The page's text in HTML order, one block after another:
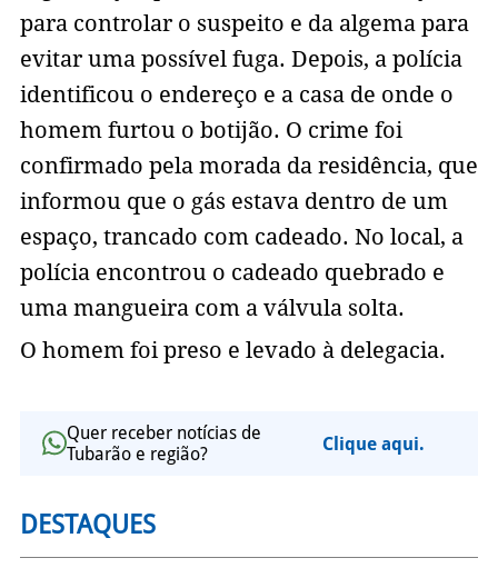
para controlar o suspeito e da algema para
evitar uma possível fuga. Depois, a polícia
identificou o endereço e a casa de onde o
homem furtou o botijão. O crime foi
confirmado pela morada da residência, que
informou que o gás estava dentro de um
espaço, trancado com cadeado. No local, a
polícia encontrou o cadeado quebrado e
uma mangueira com a válvula solta.
O homem foi preso e levado à delegacia.
Quer receber notícias de
Tubarão e região?
Clique aqui.
DESTAQUES